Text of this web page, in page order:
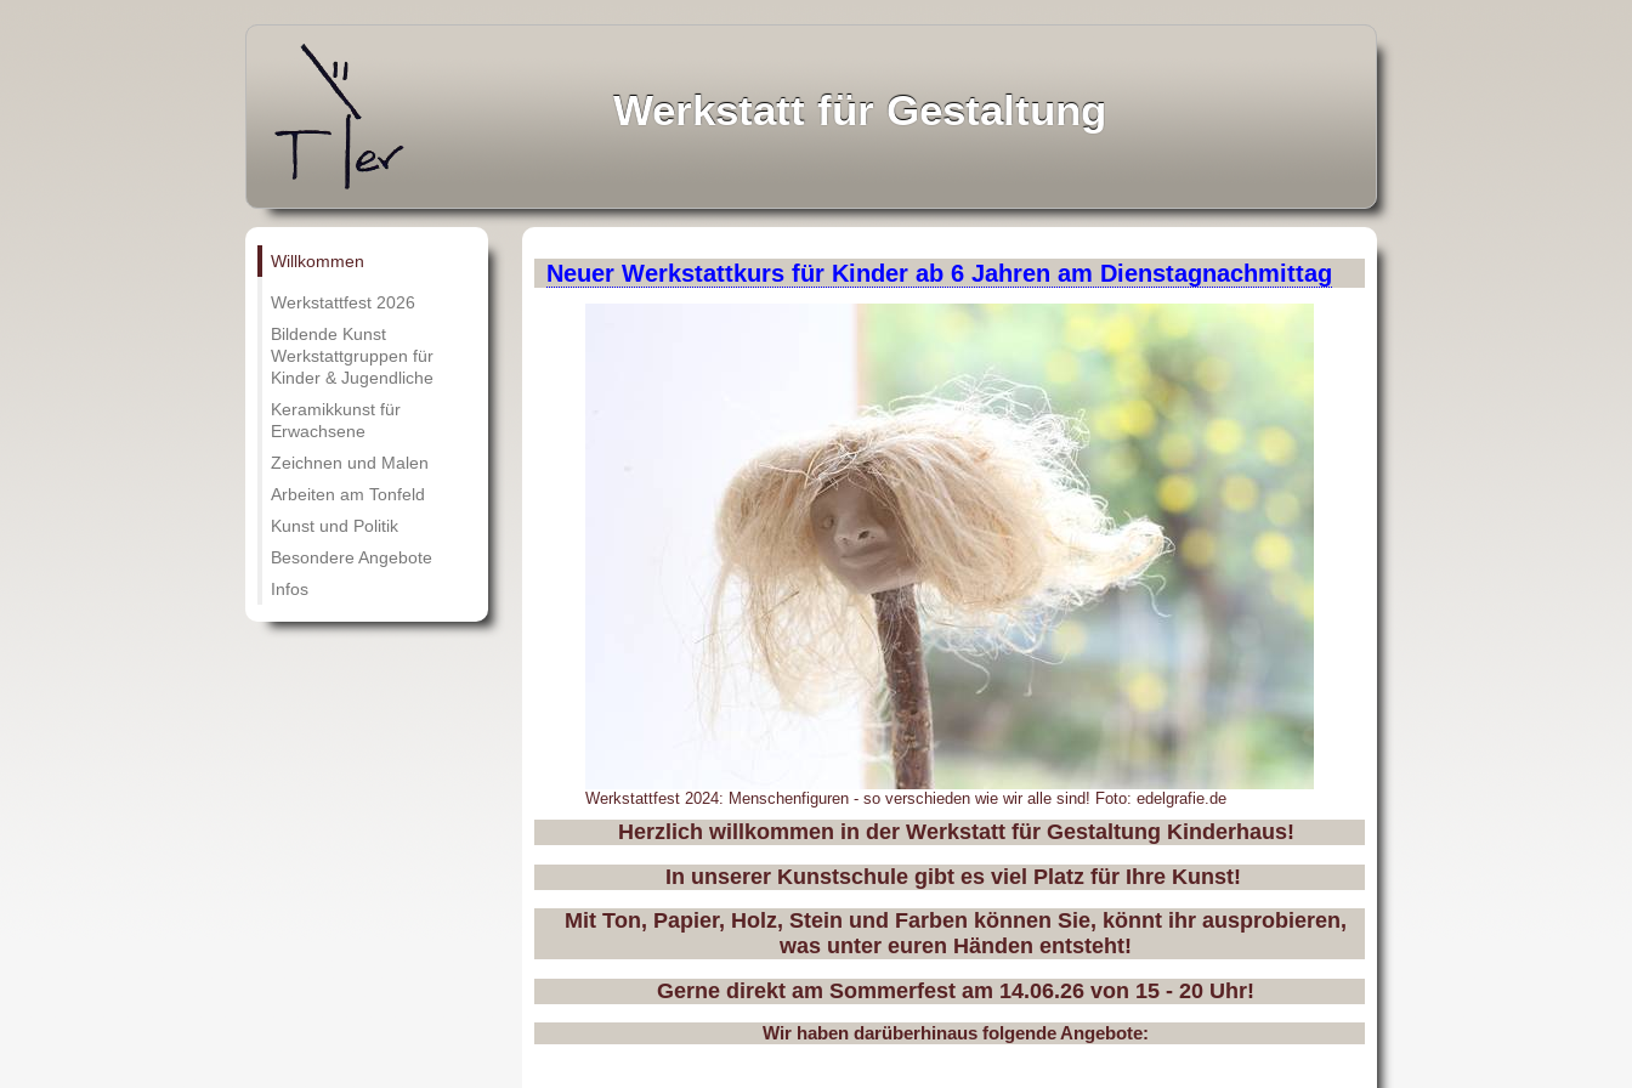
Werkstatt für Gestaltung
Willkommen
Werkstattfest 2026
Bildende Kunst
Werkstattgruppen für
Kinder & Jugendliche
Keramikkunst für
Erwachsene
Zeichnen und Malen
Arbeiten am Tonfeld
Kunst und Politik
Besondere Angebote
Infos
Neuer Werkstattkurs für Kinder ab 6 Jahren am Dienstagnachmittag
Werkstattfest 2024: Menschenfiguren - so verschieden wie wir alle sind! Foto: edelgrafie.de
Herzlich willkommen in der Werkstatt für Gestaltung Kinderhaus!
In unserer Kunstschule gibt es viel Platz für Ihre Kunst!
Mit Ton, Papier, Holz, Stein und Farben können Sie, könnt ihr ausprobieren,
was unter euren Händen entsteht!
Gerne direkt am Sommerfest am 14.06.26 von 15 - 20 Uhr!
Wir haben darüberhinaus folgende Angebote: